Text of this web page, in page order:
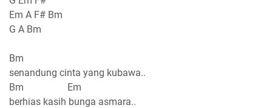
Em A F# Bm
G A Bm
Bm
senandung cinta yang kubawa..
Bm Em
berhias kasih bunga asmara..